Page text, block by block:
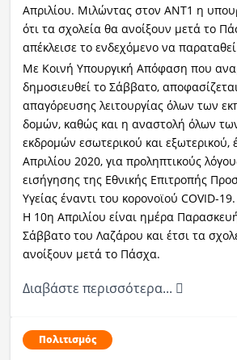
Απριλίου. Μιλώντας στον ΑΝΤ1 η
ότι τα σχολεία θα ανοίξουν μετά το
απέκλεισε το ενδεχόμενο να
repeat:no-repeat;text-
Με Κοινή Υπουργική Απόφαση που
δημοσιευθεί το Σάββατο,
απαγόρευσης λειτουργίας όλων των
δομών, καθώς και η αναστολή όλων
εκδρομών εσωτερικού και εξωτερικού,
Απριλίου 2020, για προληπτικούς
εισήγησης της Εθνικής Επιτροπής
Υγείας έναντι του κορoνοϊού COVID-19.
Η 10η Απριλίου είναι ημέρα
Σάββατο του Λαζάρου και έτσι τα
ανοίξουν μετά το Πάσχα.
Διαβάστε περισσότερα...
Πολιτισμός